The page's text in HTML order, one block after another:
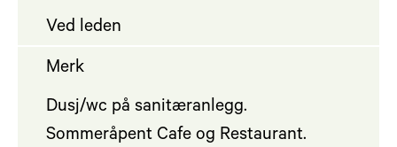
Ved leden
Merk
Dusj/wc på sanitæranlegg.
Sommeråpent Cafe og Restaurant.